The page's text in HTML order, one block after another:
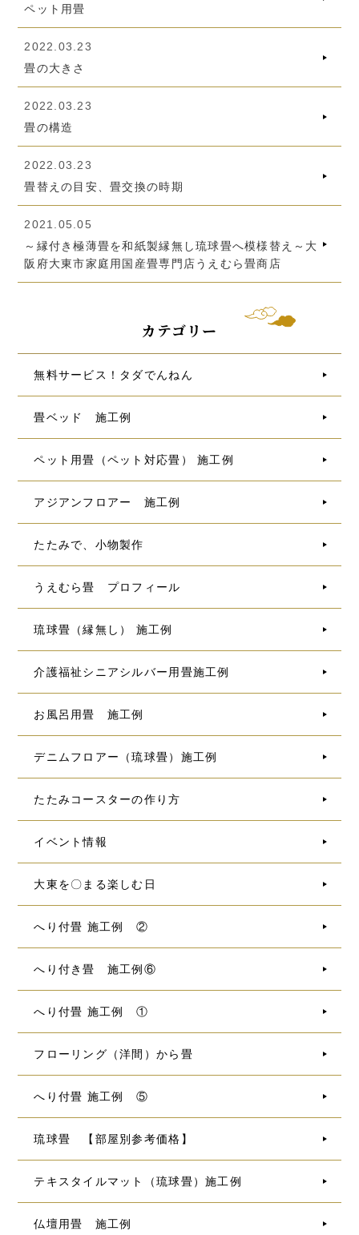
ペット用畳
2022.03.23
畳の大きさ
2022.03.23
畳の構造
2022.03.23
畳替えの目安、畳交換の時期
2021.05.05
～縁付き極薄畳を和紙製縁無し琉球畳へ模様替え～大
阪府大東市家庭用国産畳専門店うえむら畳商店
カテゴリー
無料サービス！タダでんねん
畳ベッド 施工例
ペット用畳（ペット対応畳） 施工例
アジアンフロアー 施工例
たたみで、小物製作
うえむら畳 プロフィール
琉球畳（縁無し） 施工例
介護福祉シニアシルバー用畳施工例
お風呂用畳 施工例
デニムフロアー（琉球畳）施工例
たたみコースターの作り方
イベント情報
大東を〇まる楽しむ日
へり付畳 施工例 ②
へり付き畳 施工例⑥
へり付畳 施工例 ①
フローリング（洋間）から畳
へり付畳 施工例 ⑤
琉球畳 【部屋別参考価格】
テキスタイルマット（琉球畳）施工例
仏壇用畳 施工例